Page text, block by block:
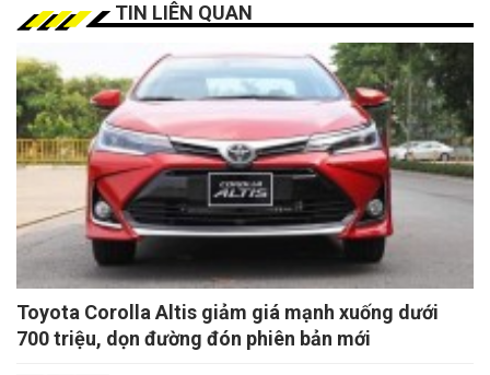
TIN LIÊN QUAN
Toyota Corolla Altis giảm giá mạnh xuống dưới
700 triệu, dọn đường đón phiên bản mới